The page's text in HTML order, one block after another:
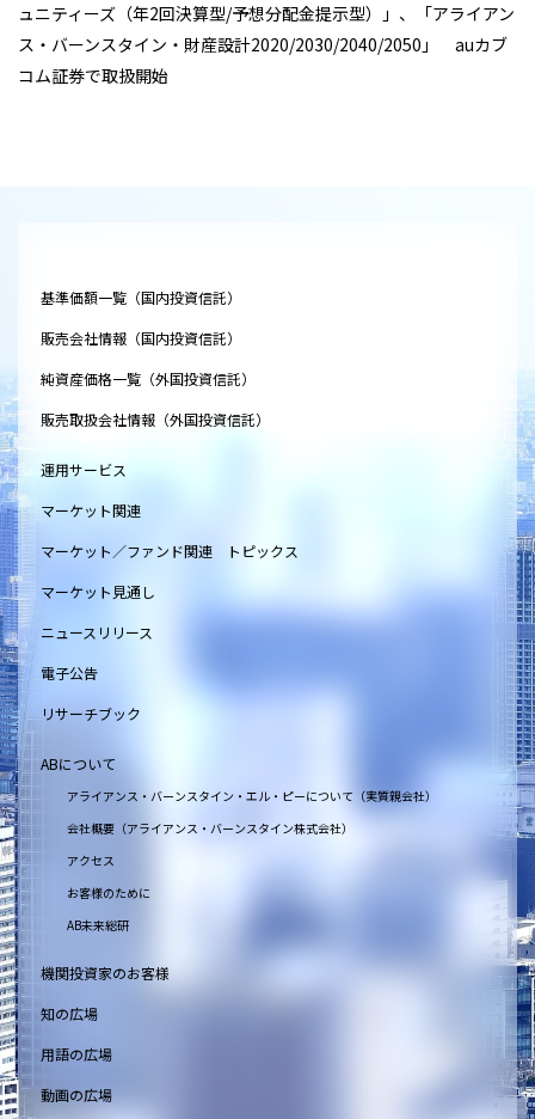
ュニティーズ（年2回決算型/予想分配金提示型）」、「アライアン
ス・バーンスタイン・財産設計2020/2030/2040/2050」 auカブ
コム証券で取扱開始
基準価額一覧（国内投資信託）
販売会社情報（国内投資信託）
純資産価格一覧（外国投資信託）
販売取扱会社情報（外国投資信託）
運用サービス
マーケット関連
マーケット／ファンド関連 トピックス
マーケット見通し
ニュースリリース
電子公告
リサーチブック
ABについて
アライアンス・バーンスタイン・エル・ピーについて（実質親会社）
会社概要（アライアンス・バーンスタイン株式会社）
アクセス
お客様のために
AB未来総研
機関投資家のお客様
知の広場
用語の広場
動画の広場